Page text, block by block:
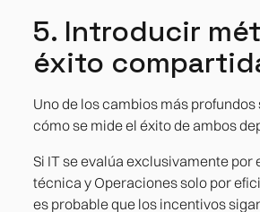
5. Introducir
éxito
Uno de los cambios más
cómo se mide el éxito de ambos
Si IT se evalúa exclusivamente por
técnica y Operaciones solo por
es probable que los incentivos